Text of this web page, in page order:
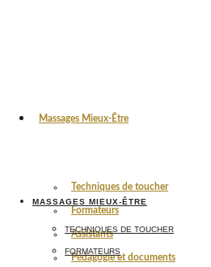
Massages Mieux-Être
Techniques de toucher
Formateurs
Assistants
Pédagogie et documents
MASSAGES MIEUX-ÊTRE
TECHNIQUES DE TOUCHER
FORMATEURS